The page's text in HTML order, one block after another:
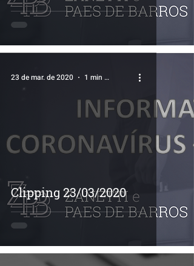
Clipping 23/03/2020
23 de mar. de 2020 1 min de leitura